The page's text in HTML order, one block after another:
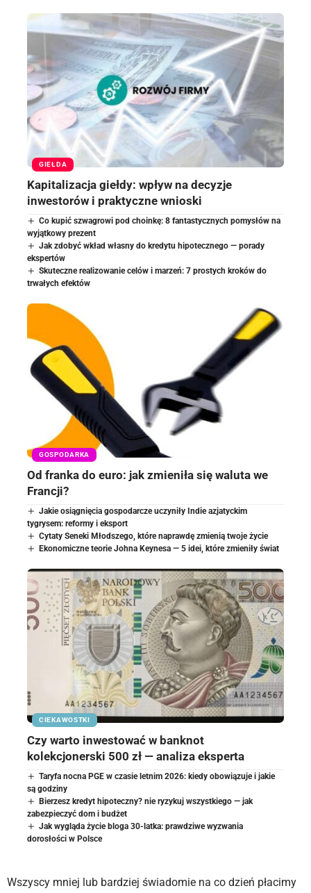
GIEŁDA
Kapitalizacja giełdy: wpływ na decyzje
inwestorów i praktyczne wnioski
Co kupić szwagrowi pod choinkę: 8 fantastycznych pomysłów na
wyjątkowy prezent
Jak zdobyć wkład własny do kredytu hipotecznego — porady
ekspertów
Skuteczne realizowanie celów i marzeń: 7 prostych kroków do
trwałych efektów
GOSPODARKA
Od franka do euro: jak zmieniła się waluta we
Francji?
Jakie osiągnięcia gospodarcze uczyniły Indie azjatyckim
tygrysem: reformy i eksport
Cytaty Seneki Młodszego, które naprawdę zmienią twoje życie
Ekonomiczne teorie Johna Keynesa — 5 idei, które zmieniły świat
CIEKAWOSTKI
Czy warto inwestować w banknot
kolekcjonerski 500 zł — analiza eksperta
Taryfa nocna PGE w czasie letnim 2026: kiedy obowiązuje i jakie
są godziny
Bierzesz kredyt hipoteczny? nie ryzykuj wszystkiego — jak
zabezpieczyć dom i budżet
Jak wygląda życie bloga 30-latka: prawdziwe wyzwania
dorosłości w Polsce
Wszyscy mniej lub bardziej świadomie na co dzień płacimy